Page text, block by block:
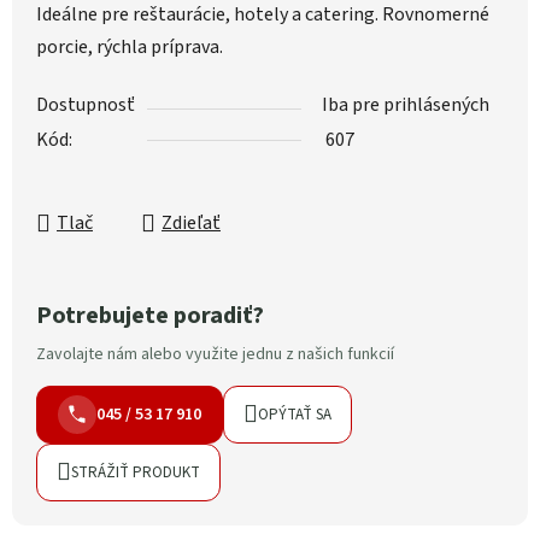
Ideálne pre reštaurácie, hotely a catering. Rovnomerné
porcie, rýchla príprava.
Dostupnosť
Iba pre prihlásených
Kód:
607
Tlač Zdieľať
Potrebujete poradiť?
Zavolajte nám alebo využite jednu z našich funkcií
045 / 53 17 910 OPÝTAŤ SA
STRÁŽIŤ PRODUKT